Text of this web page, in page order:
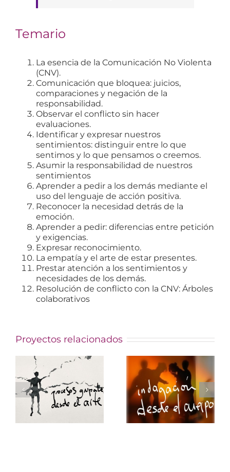
Temario
La esencia de la Comunicación No Violenta
(CNV).
Comunicación que bloquea: juicios,
comparaciones y negación de la
responsabilidad.
Observar el conflicto sin hacer
evaluaciones.
Identificar y expresar nuestros
sentimientos: distinguir entre lo que
sentimos y lo que pensamos o creemos.
Asumir la responsabilidad de nuestros
sentimientos
Aprender a pedir a los demás mediante el
uso del lenguaje de acción positiva.
Reconocer la necesidad detrás de la
emoción.
Aprender a pedir: diferencias entre petición
y exigencias.
Expresar reconocimiento.
La empatía y el arte de estar presentes.
Prestar atención a los sentimientos y
necesidades de los demás.
Resolución de conflicto con la CNV: Árboles
colaborativos
Proyectos relacionados
trabajo
corporal
para la
indagación